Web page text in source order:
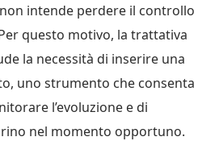
intende perdere il controllo
questo motivo, la trattativa
la necessità di inserire una
uno strumento che consenta
l’evoluzione e di
nel momento opportuno.